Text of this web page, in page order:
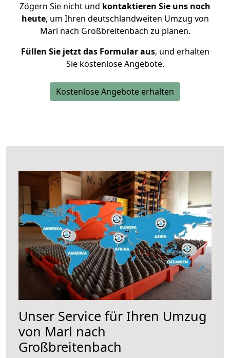
Zögern Sie nicht und kontaktieren Sie uns noch
heute, um Ihren deutschlandweiten Umzug von
Marl nach Großbreitenbach zu planen.
Füllen Sie jetzt das Formular aus, und erhalten
Sie kostenlose Angebote.
Kostenlose Angebote erhalten
Unser Service für Ihren Umzug
von Marl nach
Großbreitenbach